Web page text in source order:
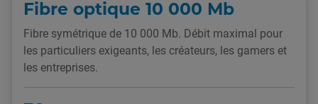
Fibre optique 10 000 Mb
Fibre symétrique de 10 000 Mb. Débit maximal pour
les particuliers exigeants, les créateurs, les gamers et
les entreprises.